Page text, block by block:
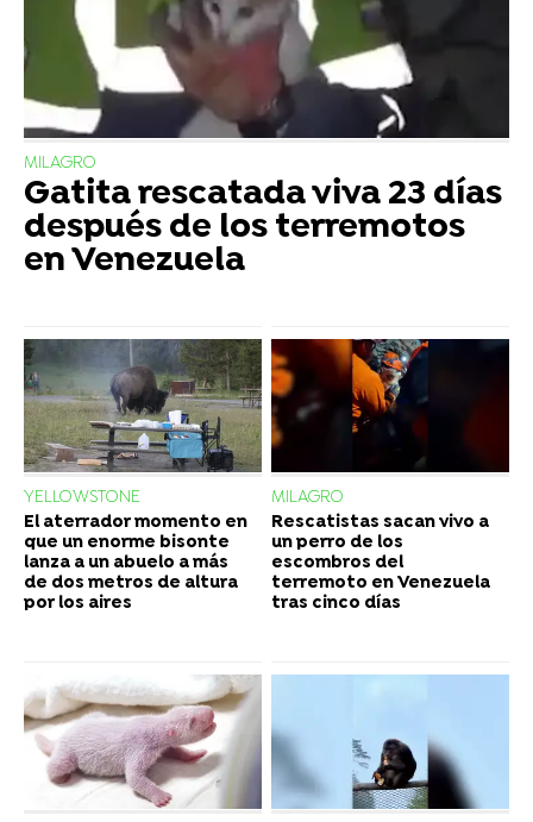
MILAGRO
Gatita rescatada viva 23 días
después de los terremotos
en Venezuela
YELLOWSTONE
El aterrador momento en
que un enorme bisonte
lanza a un abuelo a más
de dos metros de altura
por los aires
MILAGRO
Rescatistas sacan vivo a
un perro de los
escombros del
terremoto en Venezuela
tras cinco días